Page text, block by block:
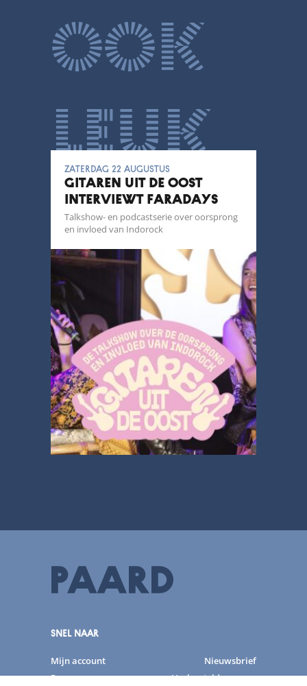
ook
leuk
zaterdag 22 augustus
GITAREN UIT DE OOST
INTERVIEWT FARADAYS
Talkshow- en podcastserie over oorsprong
en invloed van Indorock
SNEL NAAR
Mijn account
Nieuwsbrief
Programma
Veelgestelde vragen